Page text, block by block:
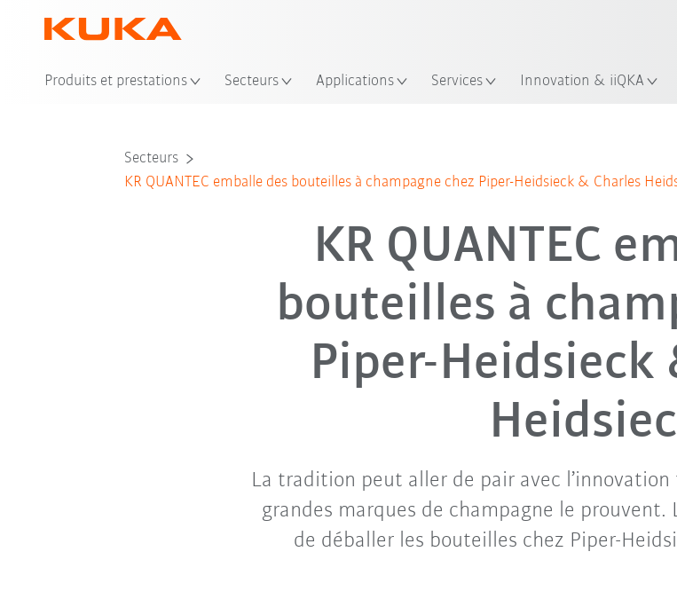
Produits et prestations Secteurs Applications Services Innovation & iiQKA
Tous les partenaires du système
Secteurs
KR QUANTEC emballe des bouteilles à champagne chez Piper-Heidsieck & Charles
KR QUANTEC
bouteilles à
Piper-Heidsieck
La tradition peut aller de pair avec
grandes marques de champagne le prouvent.
de déballer les bouteilles chez Piper-